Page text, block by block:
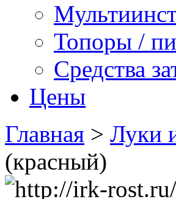
Топоры /
Средства
Цены
Главная > Луки
(красный)